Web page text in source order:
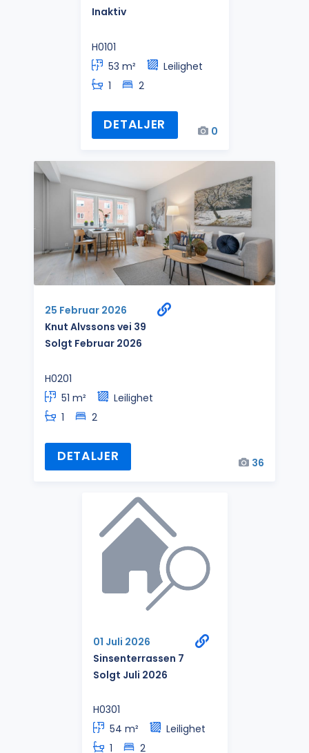
Inaktiv
H0101
53 m²
Leilighet
1
2
DETALJER 0
25 Februar 2026
Knut Alvssons vei 39
Solgt Februar 2026
H0201
51 m²
Leilighet
1
2
DETALJER 36
01 Juli 2026
Sinsenterrassen 7
Solgt Juli 2026
H0301
54 m²
Leilighet
1
2